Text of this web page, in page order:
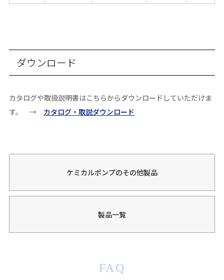
ダウンロード
カタログや取扱説明書はこちらからダウンロードしていただけま
す。 → カタログ・取説ダウンロード
ケミカルポンプのその他製品
製品一覧
FAQ